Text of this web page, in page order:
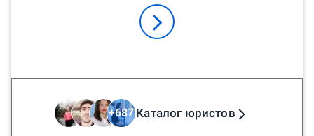
+687Каталог юристов